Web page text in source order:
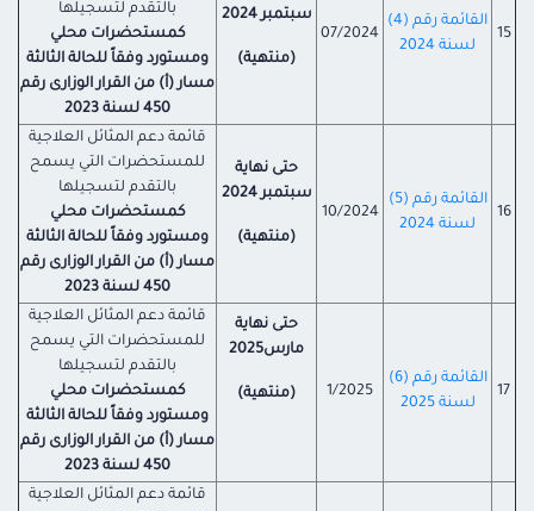
15
القائمة رقم (4)
لسنة 2024
07/2024
سبتمبر2024
(منتهية)
بالتقدم لتسجيلها
كمستحضرات محلي
ومستورد وفقاً للحالة الثالثة
مسار (أ) من القرار الوزارى رقم
450 لسنة 2023
16
القائمة رقم (5)
لسنة 2024
10/2024
حتى نهاية
سبتمبر 2024
(منتهية)
قائمة دعم المثائل العلاجية
للمستحضرات التي يسمح
بالتقدم لتسجيلها
كمستحضرات محلي
ومستورد وفقاً للحالة الثالثة
مسار (أ) من القرار الوزارى رقم
450 لسنة 2023
17
القائمة رقم (6)
لسنة 2025
1/2025
حتى نهاية
مارس2025
(منتهية)
قائمة دعم المثائل العلاجية
للمستحضرات التي يسمح
بالتقدم لتسجيلها
كمستحضرات محلي
ومستورد وفقاً للحالة الثالثة
مسار (أ) من القرار الوزارى رقم
450 لسنة 2023
قائمة دعم المثائل العلاجية